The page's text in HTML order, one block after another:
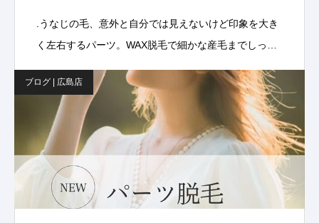
.うなじの毛、意外と自分では見えないけど印象を大き
く左右するパーツ。WAX脱毛で細かな産毛までしっ…
ブログ | 広島店